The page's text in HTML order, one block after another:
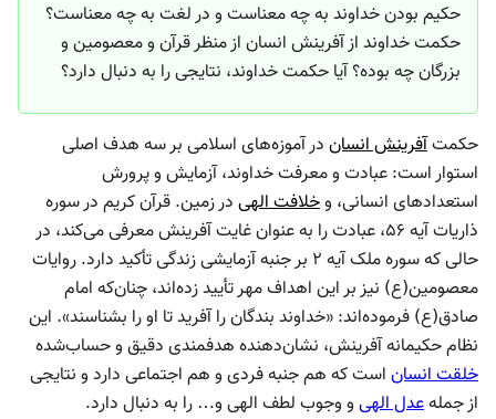
حکیم بودن خداوند به چه معناست و در لغت به چه معناست؟
حکمت خداوند از آفرینش انسان از منظر قرآن و معصومین و
بزرگان چه بوده؟ آیا حکمت خداوند، نتایجی را به دنبال دارد؟
حکمتآفرینش انسان در آموزه‌های اسلامی بر سه هدف اصلی
استوار است: عبادت و معرفت خداوند، آزمایش و پرورش
استعدادهای انسانی، وخلافت الهی در زمین. قرآن کریم در سوره
ذاریات آیه ۵۶، عبادت را به عنوان غایت آفرینش معرفی می‌کند، در
حالی که سوره ملک آیه ۲ بر جنبه آزمایشی زندگی تأکید دارد. روایات
معصومین(ع) نیز بر این اهداف مهر تأیید زده‌اند، چنان‌که امام
صادق(ع) فرموده‌اند: «خداوند بندگان را آفرید تا او را بشناسند». این
نظام حکیمانه آفرینش، نشان‌دهنده هدفمندی دقیق و حساب‌شده
خلقت انسان است که هم جنبه فردی و هم اجتماعی دارد و نتایجی
از جملهعدل الهی و وجوب لطف الهی و… را به دنبال دارد.